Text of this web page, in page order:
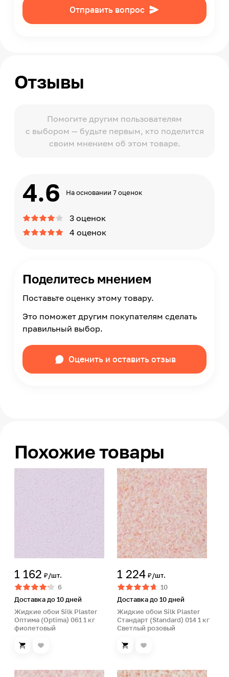
Отправить вопрос
Отзывы
Помогите другим пользователям
с выбором — будьте первым, кто поделится
своим мнением об этом товаре.
4.6 На основании 7 оценок
3 оценок
4 оценок
Поделитесь мнением
Поставьте оценку этому товару.
Это поможет другим покупателям сделать
правильный выбор.
Оценить и оставить отзыв
Похожие товары
1 162 ₽/шт.
6
Доставка до 10 дней
Жидкие обои Silk Plaster
Оптима (Optima) 061 1 кг
фиолетовый
1 224 ₽/шт.
10
Доставка до 10 дней
Жидкие обои Silk Plaster
Стандарт (Standard) 014 1 кг
Светлый розовый